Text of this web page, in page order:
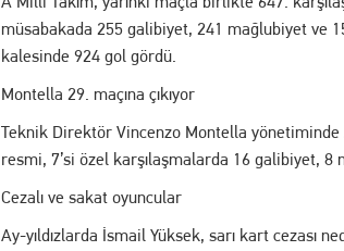
müsabakada 255 galibiyet, 241 mağlubiyet ve
kalesinde 924 gol gördü.
Montella 29. maçına çıkıyor
Teknik Direktör Vincenzo Montella yönetiminde
resmi, 7’si özel karşılaşmalarda 16 galibiyet,
Cezalı ve sakat oyuncular
Ay-yıldızlarda İsmail Yüksek, sarı kart cezası